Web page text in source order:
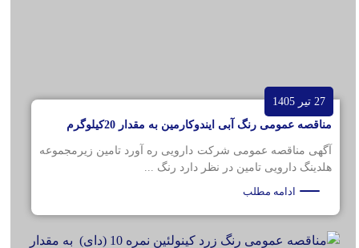
27 تیر 1405
مناقصه عمومی رنگ آبی ایندوکارمین به مقدار 20کیلوگرم
آگهی مناقصه عمومی شرکت دارویی ره آورد تامین زیرمجموعه
هلدینگ دارویی تامین در نظر دارد رنگ ...
ادامه مطلب